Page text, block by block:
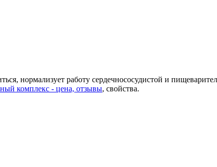
нормализует работу сердечнососудистой и
комплекс - цена, отзывы, свойства.